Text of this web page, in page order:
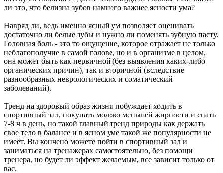
ли это, что белизна зубов намного важнее ясности ума?
Навряд ли, ведь именно ясный ум позволяет оценивать
достаточно ли белые зубы и нужно ли поменять зубную пасту.
Головная боль - это то ощущение, которое отражает не только
неблагополучие в самой голове, но и в организме в целом,
она может быть как первичной (без выявления каких-либо
органических причин), так и вторичной (вследствие
разнообразных неврологических и соматический
заболеваний).
Тренд на здоровый образ жизни побуждает ходить в
спортивный зал, покупать молоко меньшей жирности и спать
7-8 ч в день, но такой главный тренд природы как держать
свое тело в балансе и в ясном уме такой же популярности не
имеет. Вы кончено можете пойти в спортивный зал и
заниматься на тренажерах самостоятельно, без помощи
тренера, но будет ли эффект желаемым, все зависит только от
вас.